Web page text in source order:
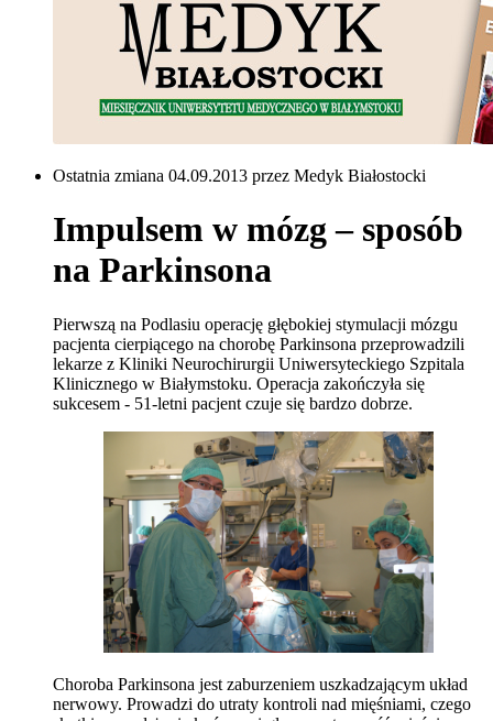
Ostatnia zmiana 04.09.2013 przez Medyk Białostocki
Impulsem w mózg – sposób
na Parkinsona
Pierwszą na Podlasiu operację głębokiej stymulacji mózgu
pacjenta cierpiącego na chorobę Parkinsona przeprowadzili
lekarze z Kliniki Neurochirurgii Uniwersyteckiego Szpitala
Klinicznego w Białymstoku. Operacja zakończyła się
sukcesem - 51-letni pacjent czuje się bardzo dobrze.
Choroba Parkinsona jest zaburzeniem uszkadzającym układ
nerwowy. Prowadzi do utraty kontroli nad mięśniami, czego